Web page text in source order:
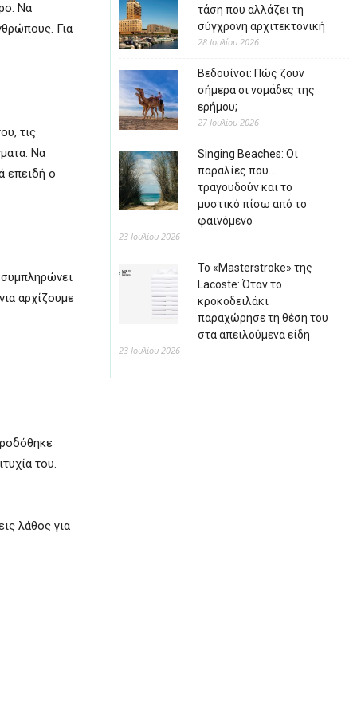
Να
Για
τις
Να
επειδή ο
αρχίζουμε
του.
λάθος για
τάση που αλλάζει τη
σύγχρονη αρχιτεκτονική
28 Ιουλίου 2026
Βεδουίνοι: Πώς ζουν
σήμερα οι νομάδες της
ερήμου;
27 Ιουλίου 2026
Singing Beaches: Οι
παραλίες που…
τραγουδούν και το
μυστικό πίσω από το
φαινόμενο
23 Ιουλίου 2026
Το «Masterstroke» της
Lacoste: Όταν το
κροκοδειλάκι
παραχώρησε τη θέση του
στα απειλούμενα είδη
23 Ιουλίου 2026